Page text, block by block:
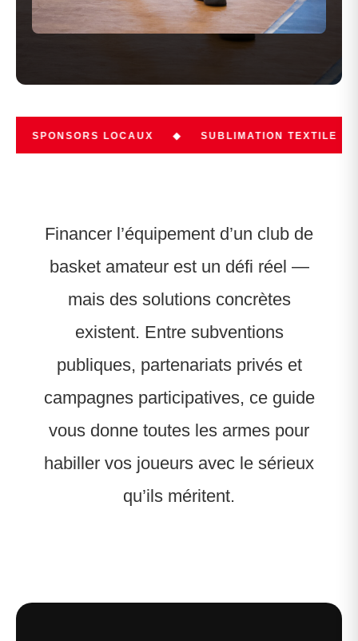
LOCAUX ◆ SUBLIMATION TEXTILE ◆
Financer l’équipement d’un club de
basket amateur est un défi réel —
mais des solutions concrètes
existent. Entre subventions
publiques, partenariats privés et
campagnes participatives, ce guide
vous donne toutes les armes pour
habiller vos joueurs avec le sérieux
qu’ils méritent.